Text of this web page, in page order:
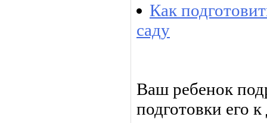
Как
саду
Ваш ребенок
подготовки его